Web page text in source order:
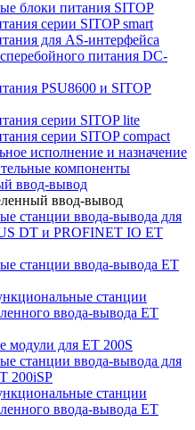
блоки питания SITOP
серии SITOP smart
для AS-интерфейса
питания DC-
PSU8600 и SITOP
серии SITOP lite
серии SITOP compact
исполнение и назначение
компоненты
ввод-вывод
ввод-вывод
станции ввода-вывода для
DT и PROFINET IO ET
станции ввода-вывода ET
станции
ввода-вывода ET
модули для ET 200S
станции ввода-вывода для
200iSP
станции
ввода-вывода ET